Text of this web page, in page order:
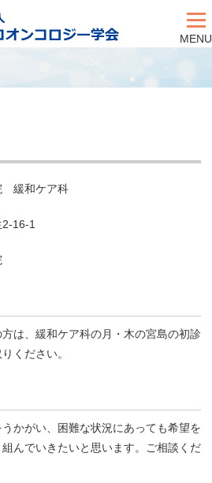
MENU
緩和ケア科
16-1
は、緩和ケア科の月・木の宮島の初診
ください。
かがい、困難な状況にあっても希望を
んでいきたいと思います。ご相談くだ